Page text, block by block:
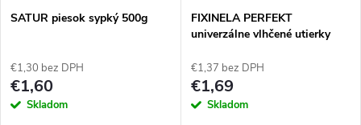
SATUR piesok sypký 500g
€1,30 bez DPH
€1,60
Skladom
FIXINELA PERFEKT
univerzálne vlhčené utierky
€1,37 bez DPH
€1,69
Skladom